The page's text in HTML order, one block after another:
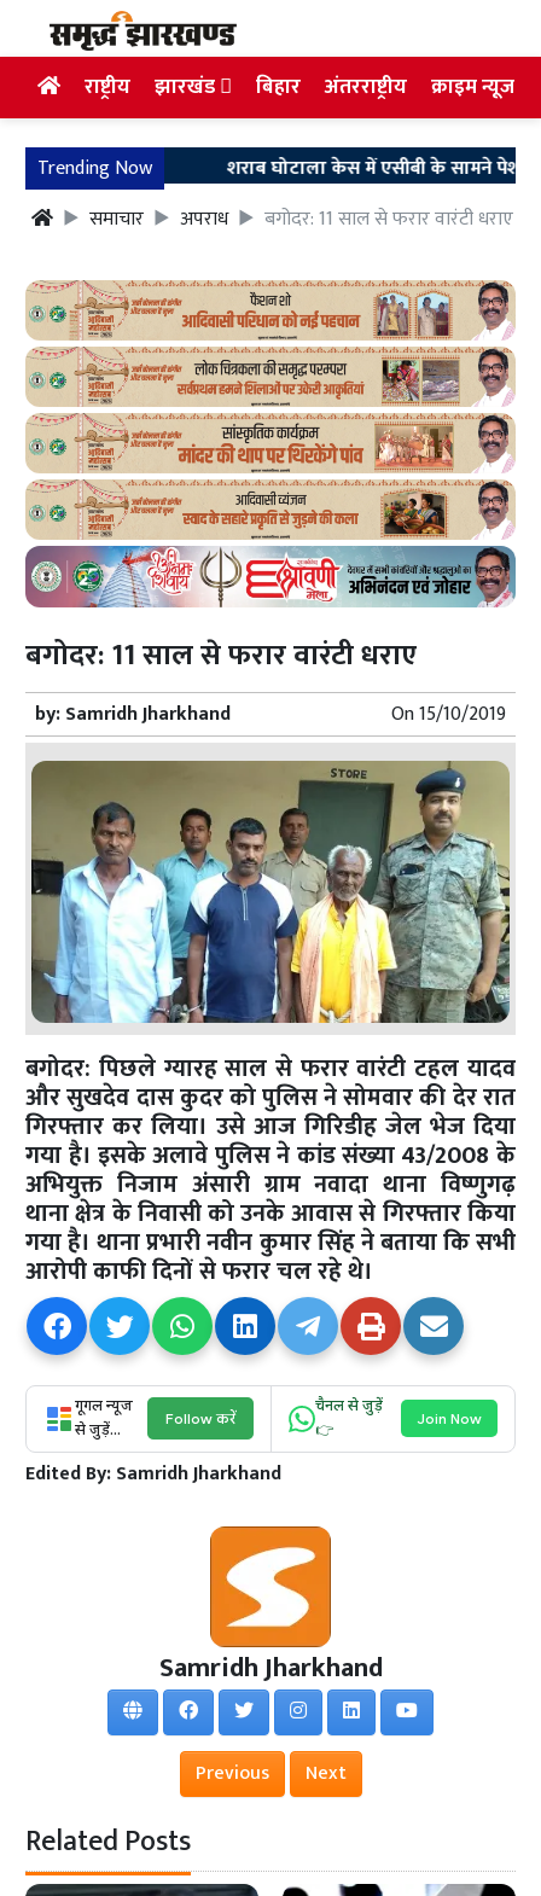
राष्ट्रीय झारखंड बिहार अंतरराष्ट्रीय क्राइम न्यूज
Trending Now
शराब घोटाला केस में एसीबी के सामने पेश हुए
समाचार
अपराध बगोदर: 11 साल से फरार वारंटी धराए
बगोदर: 11 साल से फरार वारंटी धराए
by:Samridh Jharkhand On15/10/2019
बगोदर: पिछले ग्यारह साल से फरार वारंटी टहल यादव
और सुखदेव दास कुदर को पुलिस ने सोमवार की देर रात
गिरफ्तार कर लिया। उसे आज गिरिडीह जेल भेज दिया
गया है। इसके अलावे पुलिस ने कांड संख्या 43/2008 के
अभियुक्त निजाम अंसारी ग्राम नवादा थाना विष्णुगढ़
थाना क्षेत्र के निवासी को उनके आवास से गिरफ्तार किया
गया है। थाना प्रभारी नवीन कुमार सिंह ने बताया कि सभी
आरोपी काफी दिनों से फरार चल रहे थे।
गूगल न्यूज
से जुड़ें...
Follow करें
चैनल से जुड़ें
👉
Join Now
Edited By:Samridh Jharkhand
Samridh Jharkhand
Previous Next
Related Posts